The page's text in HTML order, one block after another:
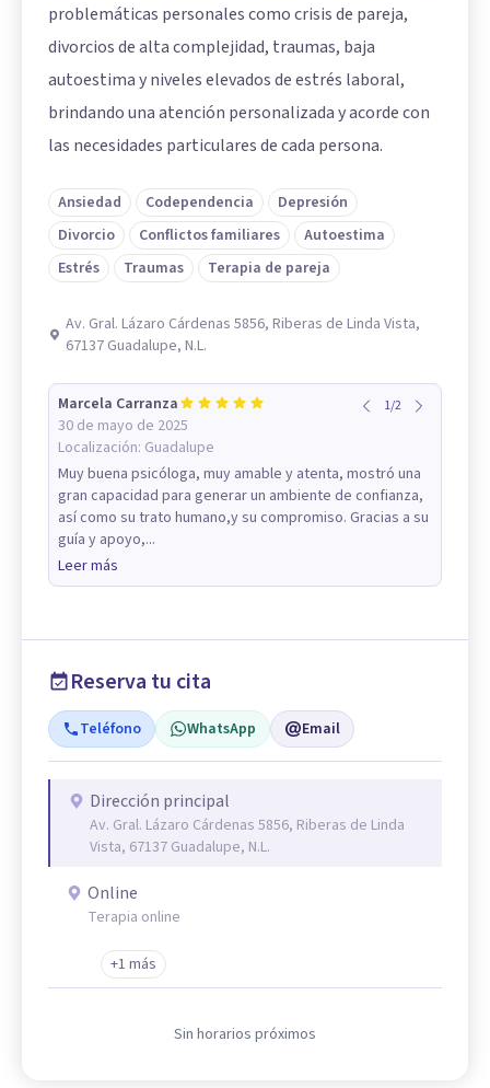
problemáticas personales como crisis de pareja,
divorcios de alta complejidad, traumas, baja
autoestima y niveles elevados de estrés laboral,
brindando una atención personalizada y acorde con
las necesidades particulares de cada persona.
Ansiedad Codependencia
Depresión
Divorcio
Conflictos familiares
Autoestima
Estrés
Traumas Terapia de pareja
Av. Gral. Lázaro Cárdenas 5856, Riberas de Linda Vista,
67137 Guadalupe, N.L.
Marcela Carranza
30 de mayo de 2025
Localización: Guadalupe
1/2
Muy buena psicóloga, muy amable y atenta, mostró una
gran capacidad para generar un ambiente de confianza,
así como su trato humano,y su compromiso. Gracias a su
guía y apoyo,...
Leer más
Reserva tu cita
Teléfono WhatsApp Email
Dirección principal
Av. Gral. Lázaro Cárdenas 5856, Riberas de Linda
Vista, 67137 Guadalupe, N.L.
Online
Terapia online
+1 más
Sin horarios próximos